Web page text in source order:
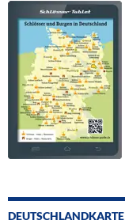
DEUTSCHLANDKARTE